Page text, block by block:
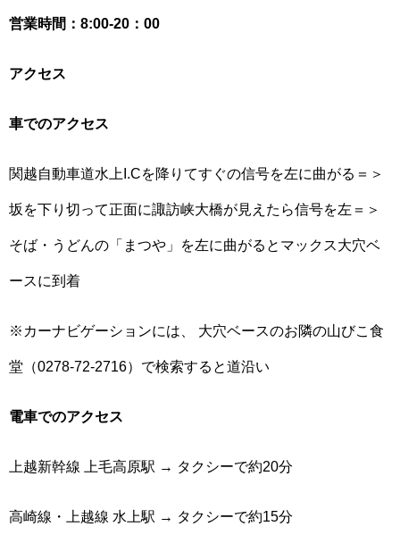
営業時間：8:00-20：00
アクセス
車でのアクセス
関越自動車道水上I.Cを降りてすぐの信号を左に曲がる＝＞
坂を下り切って正面に諏訪峡大橋が見えたら信号を左＝＞
そば・うどんの「まつや」を左に曲がるとマックス大穴ベ
ースに到着
※カーナビゲーションには、 大穴ベースのお隣の山びこ食
堂（0278-72-2716）で検索すると道沿い
電車でのアクセス
上越新幹線 上毛高原駅 → タクシーで約20分
高崎線・上越線 水上駅 → タクシーで約15分